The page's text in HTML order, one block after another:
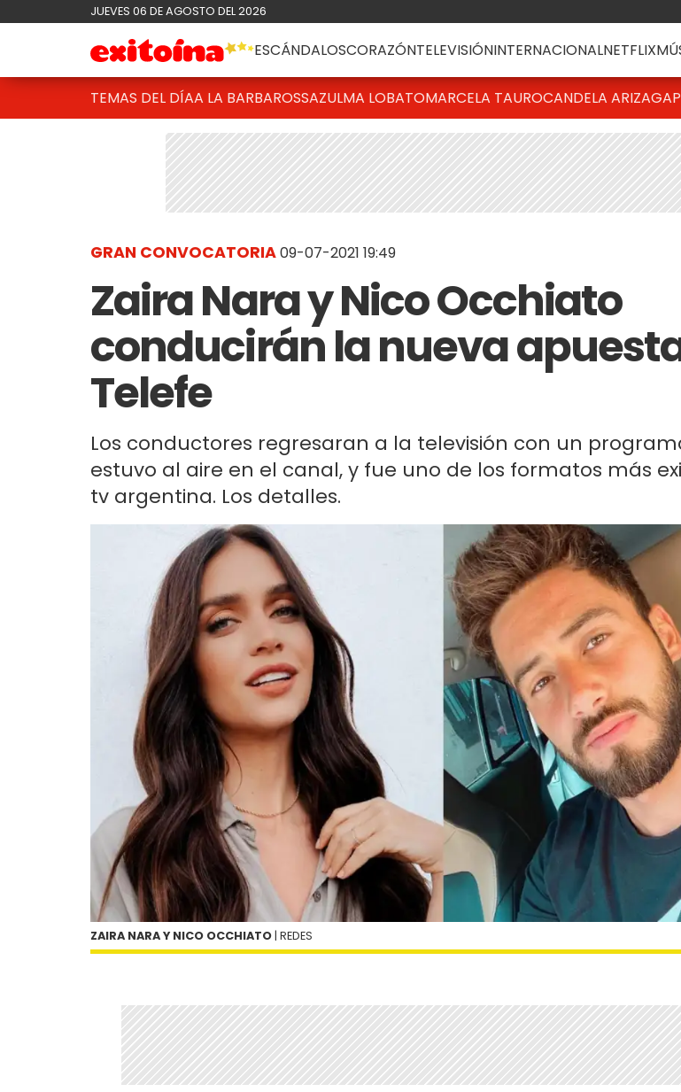
JUEVES 06 DE AGOSTO DEL 2026
ESCÁNDALOSCORAZÓNTELEVISIÓNINTERNACIONALNETFLIX
TEMAS DEL DÍAA LA BARBAROSSAZULMA LOBATOMARCELA TAUROCANDELA ARIZAGA
GRAN CONVOCATORIA09-07-2021 19:49
Zaira Nara y Nico Occhiato
conducirán la nueva
Telefe
Los conductores regresaran a la televisión con un
estuvo al aire en el canal, y fue uno de los formatos más
tv argentina. Los detalles.
ZAIRA NARA Y NICO OCCHIATO | REDES